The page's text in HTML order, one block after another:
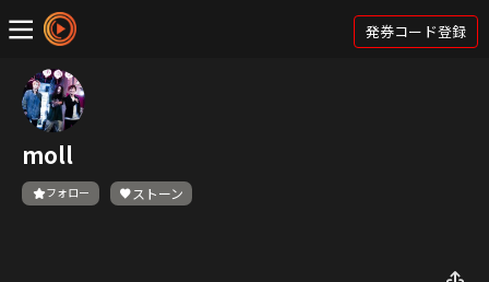
発券コード登録
moll
フォロー ストーン